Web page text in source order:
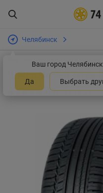
Челябинск
Ваш город
Да Выбрать
Интернет-магазин шин и дисков
Шины Nokian Tyres
5.0 1 отзыв